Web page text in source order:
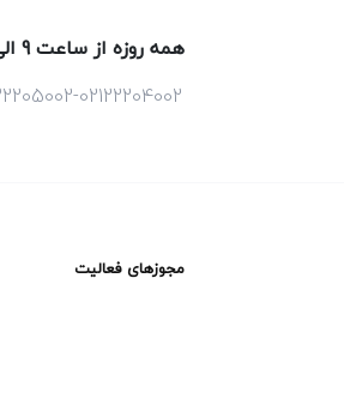
همه روزه از ساعت 9 الی 17
02122204002
مجوزهای فعالیت